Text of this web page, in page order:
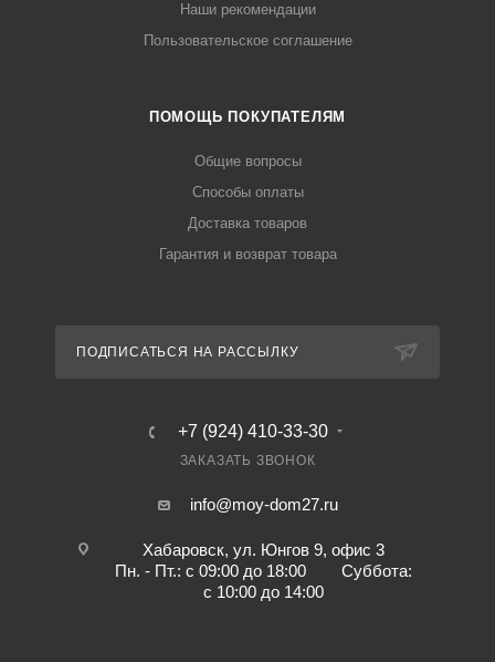
Наши рекомендации
Пользовательское соглашение
ПОМОЩЬ ПОКУПАТЕЛЯМ
Общие вопросы
Способы оплаты
Доставка товаров
Гарантия и возврат товара
ПОДПИСАТЬСЯ НА РАССЫЛКУ
+7 (924) 410-33-30
ЗАКАЗАТЬ ЗВОНОК
info@moy-dom27.ru
Хабаровск, ул. Юнгов 9, офис 3
Пн. - Пт.: с 09:00 до 18:00 Суббота:
с 10:00 до 14:00